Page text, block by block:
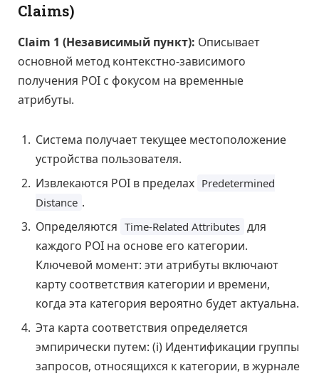
Claims)
Claim 1 (Независимый пункт): Описывает
основной метод контекстно-зависимого
получения POI с фокусом на временные
атрибуты.
Система получает текущее местоположение
устройства пользователя.
Извлекаются POI в пределах Predetermined
Distance .
Определяются Time-Related Attributes для
каждого POI на основе его категории.
Ключевой момент: эти атрибуты включают
карту соответствия категории и времени,
когда эта категория вероятно будет актуальна.
Эта карта соответствия определяется
эмпирически путем: (i) Идентификации группы
запросов, относящихся к категории, в журнале